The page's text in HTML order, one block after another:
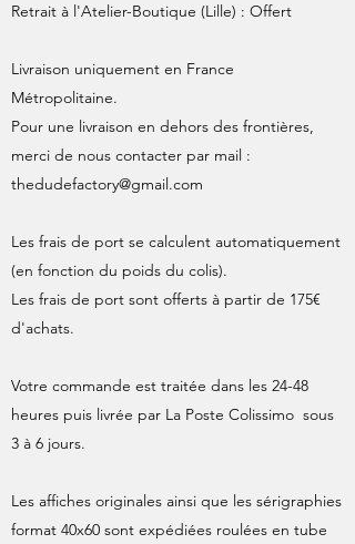
Retrait à l'Atelier-Boutique (Lille) : Offert
Livraison uniquement en France
Métropolitaine.
Pour une livraison en dehors des frontières,
merci de nous contacter par mail :
thedudefactory@gmail.com
Les frais de port se calculent automatiquement
(en fonction du poids du colis).
Les frais de port sont offerts à partir de 175€
d'achats.
Votre commande est traitée dans les 24-48
heures puis livrée par La Poste Colissimo sous
3 à 6 jours.
Les affiches originales ainsi que les sérigraphies
format 40x60 sont expédiées roulées en tube